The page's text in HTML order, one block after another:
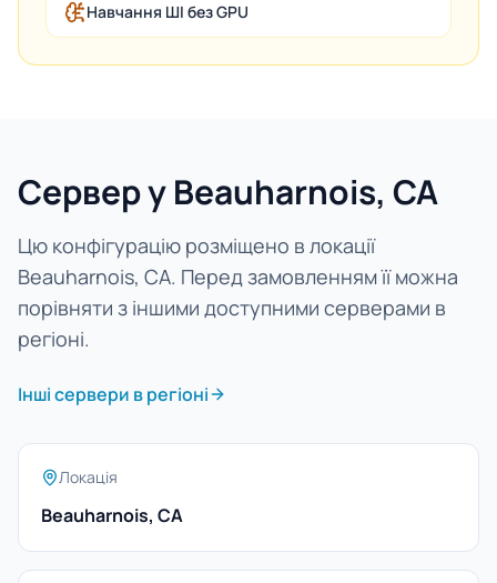
Навчання ШІ без GPU
Сервер у Beauharnois, CA
Цю конфігурацію розміщено в локації
Beauharnois, CA. Перед замовленням її можна
порівняти з іншими доступними серверами в
регіоні.
Інші сервери в регіоні
Локація
Beauharnois, CA